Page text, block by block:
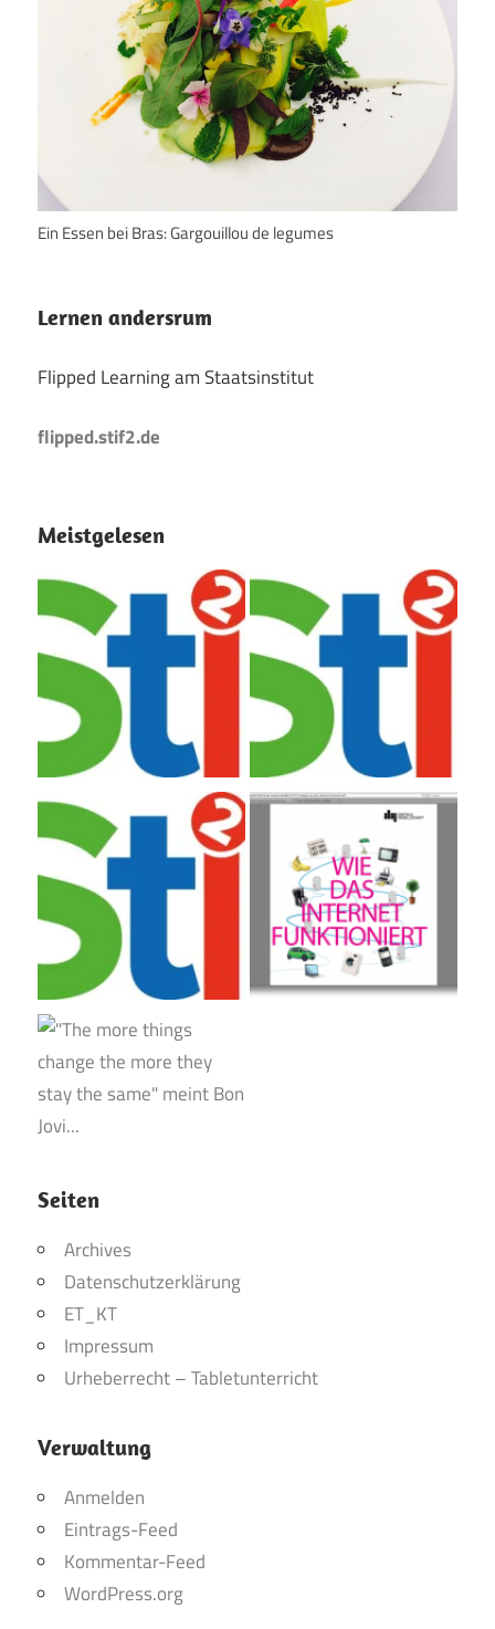
Ein Essen bei Bras: Gargouillou de legumes
Lernen andersrum
Flipped Learning am Staatsinstitut
flipped.stif2.de
Meistgelesen
Seiten
Archives
Datenschutzerklärung
ET_KT
Impressum
Urheberrecht – Tabletunterricht
Verwaltung
Anmelden
Eintrags-Feed
Kommentar-Feed
WordPress.org